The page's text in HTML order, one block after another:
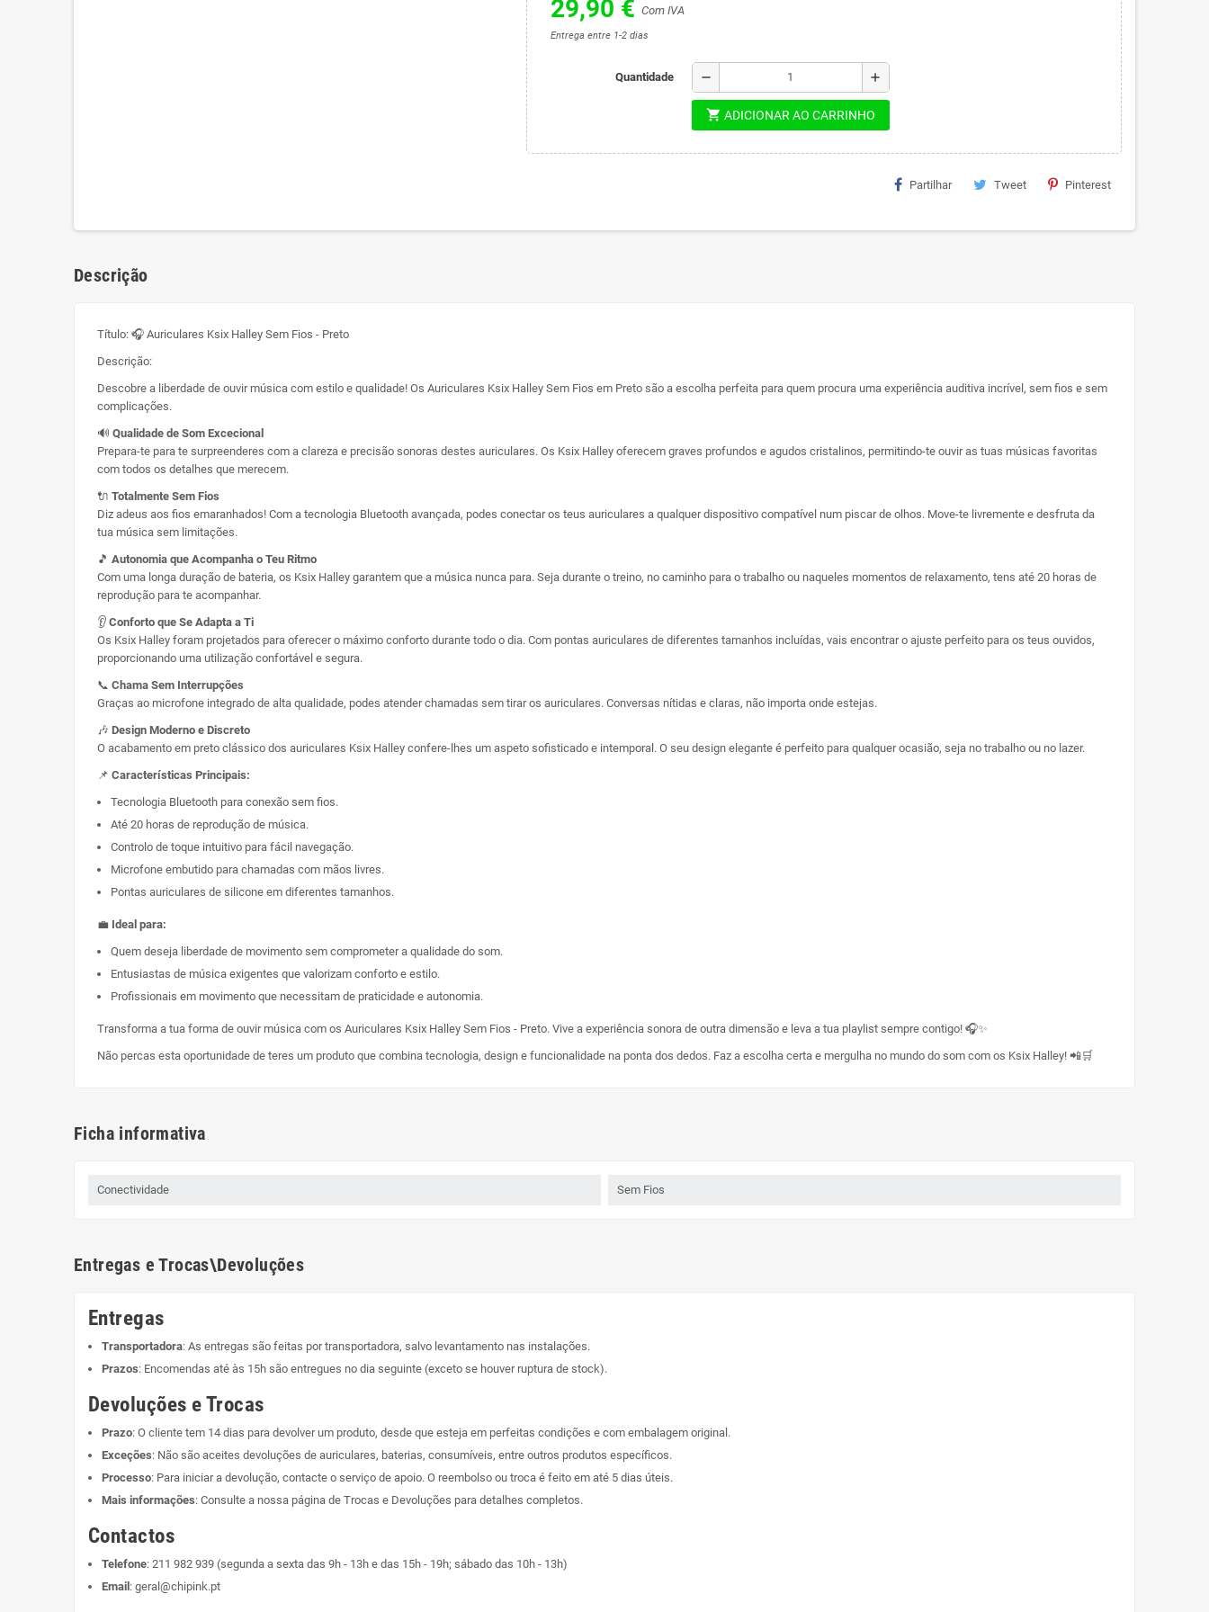
29,90 € Com IVA
Entrega entre 1-2 dias
Quantidade remove add
shopping_cart ADICIONAR AO CARRINHO
Partilhar Tweet Pinterest
Descrição
Título: 🎧 Auriculares Ksix Halley Sem Fios - Preto
Descrição:
Descobre a liberdade de ouvir música com estilo e qualidade! Os Auriculares Ksix Halley Sem Fios em Preto são a escolha perfeita para quem procura uma experiência auditiva incrível, sem fios e sem
complicações.
🔊 Qualidade de Som Excecional
Prepara-te para te surpreenderes com a clareza e precisão sonoras destes auriculares. Os Ksix Halley oferecem graves profundos e agudos cristalinos, permitindo-te ouvir as tuas músicas favoritas
com todos os detalhes que merecem.
🔌 Totalmente Sem Fios
Diz adeus aos fios emaranhados! Com a tecnologia Bluetooth avançada, podes conectar os teus auriculares a qualquer dispositivo compatível num piscar de olhos. Move-te livremente e desfruta da
tua música sem limitações.
🎵 Autonomia que Acompanha o Teu Ritmo
Com uma longa duração de bateria, os Ksix Halley garantem que a música nunca para. Seja durante o treino, no caminho para o trabalho ou naqueles momentos de relaxamento, tens até 20 horas de
reprodução para te acompanhar.
👂 Conforto que Se Adapta a Ti
Os Ksix Halley foram projetados para oferecer o máximo conforto durante todo o dia. Com pontas auriculares de diferentes tamanhos incluídas, vais encontrar o ajuste perfeito para os teus ouvidos,
proporcionando uma utilização confortável e segura.
📞 Chama Sem Interrupções
Graças ao microfone integrado de alta qualidade, podes atender chamadas sem tirar os auriculares. Conversas nítidas e claras, não importa onde estejas.
🎶 Design Moderno e Discreto
O acabamento em preto clássico dos auriculares Ksix Halley confere-lhes um aspeto sofisticado e intemporal. O seu design elegante é perfeito para qualquer ocasião, seja no trabalho ou no lazer.
📌 Características Principais:
Tecnologia Bluetooth para conexão sem fios.
Até 20 horas de reprodução de música.
Controlo de toque intuitivo para fácil navegação.
Microfone embutido para chamadas com mãos livres.
Pontas auriculares de silicone em diferentes tamanhos.
💼 Ideal para:
Quem deseja liberdade de movimento sem comprometer a qualidade do som.
Entusiastas de música exigentes que valorizam conforto e estilo.
Profissionais em movimento que necessitam de praticidade e autonomia.
Transforma a tua forma de ouvir música com os Auriculares Ksix Halley Sem Fios - Preto. Vive a experiência sonora de outra dimensão e leva a tua playlist sempre contigo! 🎧✨
Não percas esta oportunidade de teres um produto que combina tecnologia, design e funcionalidade na ponta dos dedos. Faz a escolha certa e mergulha no mundo do som com os Ksix Halley! 📲🛒
Ficha informativa
Conectividade Sem Fios
Entregas e Trocas\Devoluções
Entregas
Transportadora: As entregas são feitas por transportadora, salvo levantamento nas instalações.
Prazos: Encomendas até às 15h são entregues no dia seguinte (exceto se houver ruptura de stock).
Devoluções e Trocas
Prazo: O cliente tem 14 dias para devolver um produto, desde que esteja em perfeitas condições e com embalagem original.
Exceções: Não são aceites devoluções de auriculares, baterias, consumíveis, entre outros produtos específicos.
Processo: Para iniciar a devolução, contacte o serviço de apoio. O reembolso ou troca é feito em até 5 dias úteis.
Mais informações: Consulte a nossa página de Trocas e Devoluções para detalhes completos.
Contactos
Telefone: 211 982 939 (segunda a sexta das 9h - 13h e das 15h - 19h; sábado das 10h - 13h)
Email : geral@chipink.pt